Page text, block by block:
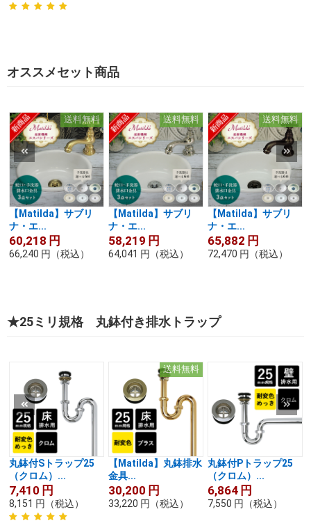
オススメセット商品
送料無料
【Matilda】サブリ
ナ・エ...
60,218 円
66,240 円 （税込）
送料無料
【Matilda】サブリ
ナ・エ...
58,219 円
64,041 円 （税込）
送料無料
【Matilda】サブリ
ナ・エ...
65,882 円
72,470 円 （税込）
★25ミリ規格 丸鉢付き排水トラップ
丸鉢付Sトラップ25
（クロム）...
7,410 円
8,151 円 （税込）
送料無料
【Matilda】丸鉢排水
金具...
30,200 円
33,220 円 （税込）
丸鉢付Pトラップ25
（クロム）...
6,864 円
7,550 円 （税込）